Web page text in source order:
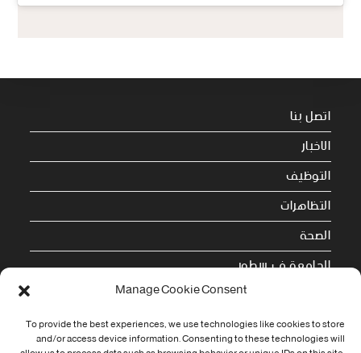
Manage Cookie Consent
To provide the best experiences, we use technologies like cookies to store
and/or access device information. Consenting to these technologies will
اتصل بنا
الاخبار
التوظيف
التظاهرات
الصحة
الجامعة في سطور
Cookie Policy (EU)
معلومات الاتصال